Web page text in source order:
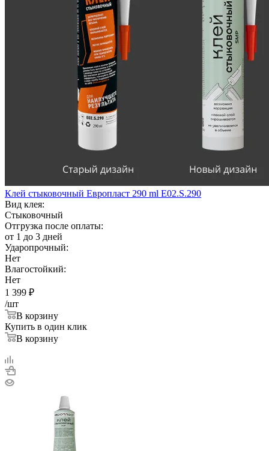
Клей стыковочный Европласт 290 ml E02.S.290
Вид клея:
Стыковочный
Отгрузка после оплаты:
от 1 до 3 дней
Ударопрочный:
Нет
Влагостойкий:
Нет
1 399 ₽
/шт
В корзину
Купить в один клик
В корзину